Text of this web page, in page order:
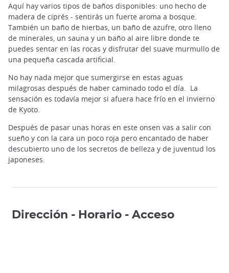
Aquí hay varios tipos de baños disponibles: uno hecho de
madera de ciprés - sentirás un fuerte aroma a bosque.
También un baño de hierbas, un baño de azufre, otro lleno
de minerales, un sauna y un baño al aire libre donde te
puedes sentar en las rocas y disfrutar del suave murmullo de
una pequeña cascada artificial.
No hay nada mejor que sumergirse en estas aguas
milagrosas después de haber caminado todo el día. La
sensación es todavía mejor si afuera hace frío en el invierno
de Kyoto.
Después de pasar unas horas en este onsen vas a salir con
sueño y con la cara un poco roja pero encantado de haber
descubierto uno de los secretos de belleza y de juventud los
japoneses.
Dirección - Horario - Acceso